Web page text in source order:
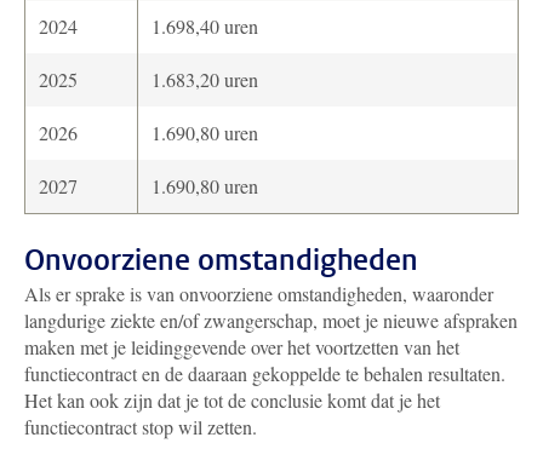
2024 1.698,40 uren
2025 1.683,20 uren
2026 1.690,80 uren
2027 1.690,80 uren
Onvoorziene omstandigheden
Als er sprake is van onvoorziene omstandigheden, waaronder
langdurige ziekte en/of zwangerschap, moet je nieuwe afspraken
maken met je leidinggevende over het voortzetten van het
functiecontract en de daaraan gekoppelde te behalen resultaten.
Het kan ook zijn dat je tot de conclusie komt dat je het
functiecontract stop wil zetten.